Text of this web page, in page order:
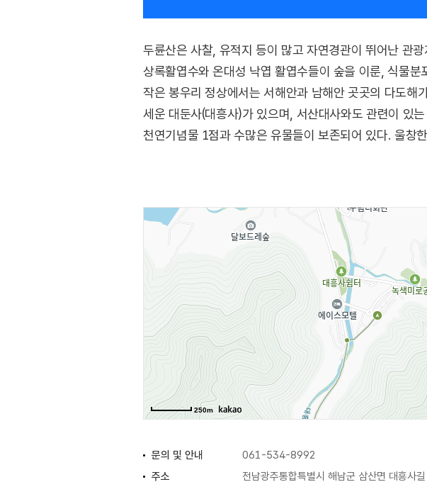
두륜산은 사찰, 유적지 등이 많고 자연경관이 뛰어난 관
상록활엽수와 온대성 낙엽 활엽수들이 숲을 이룬, 식물
작은 봉우리 정상에서는 서해안과 남해안 곳곳의 다도
세운 대둔사(대흥사)가 있으며, 서산대사와도 관련이 있
천연기념물 1점과 수많은 유물들이 보존되어 있다. 울창
250m
문의 및 안내 061-534-8992
주소
전남광주통합특별시 해남군 삼산면 대흥사